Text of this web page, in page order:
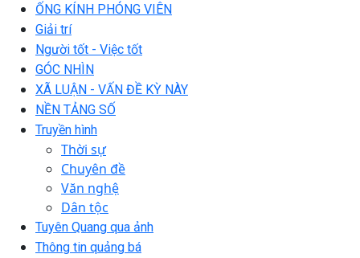
ỐNG KÍNH PHÓNG VIÊN
Giải trí
Người tốt - Việc tốt
GÓC NHÌN
XÃ LUẬN - VẤN ĐỀ KỲ NÀY
NỀN TẢNG SỐ
Truyền hình
Thời sự
Chuyên đề
Văn nghệ
Dân tộc
Tuyên Quang qua ảnh
Thông tin quảng bá